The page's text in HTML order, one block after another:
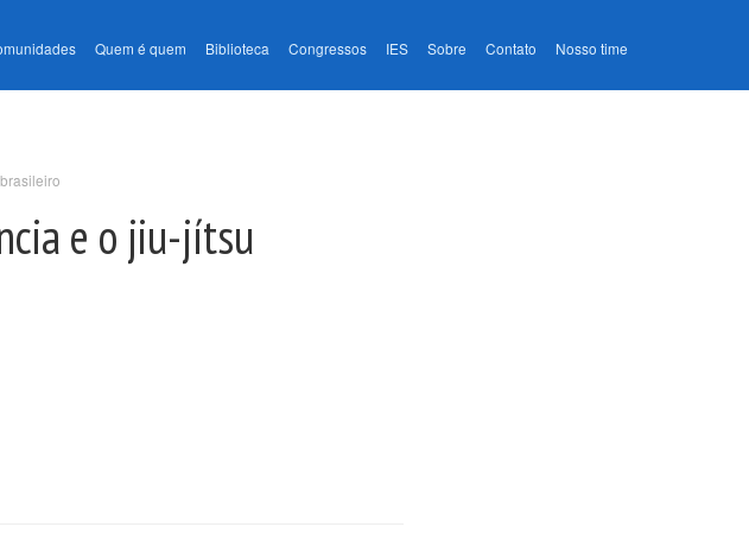
Quem é quem Biblioteca Congressos IES Sobre Contato Nosso time
e o jiu-jítsu